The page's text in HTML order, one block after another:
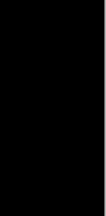
mundo